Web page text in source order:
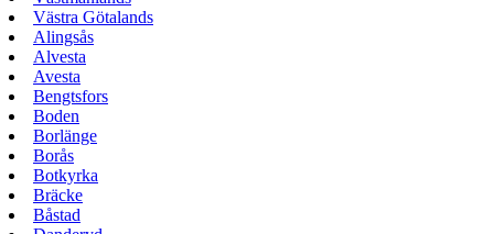
Västra Götalands
Alingsås
Alvesta
Avesta
Bengtsfors
Boden
Borlänge
Borås
Botkyrka
Bräcke
Båstad